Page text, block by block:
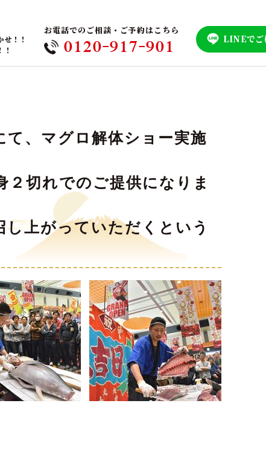
！！
お電話でのご相談・ご予約はこちら
0120-917-901 LINEでご
、マグロ解体ショー実施
２切れでのご提供になりま
上がっていただくという